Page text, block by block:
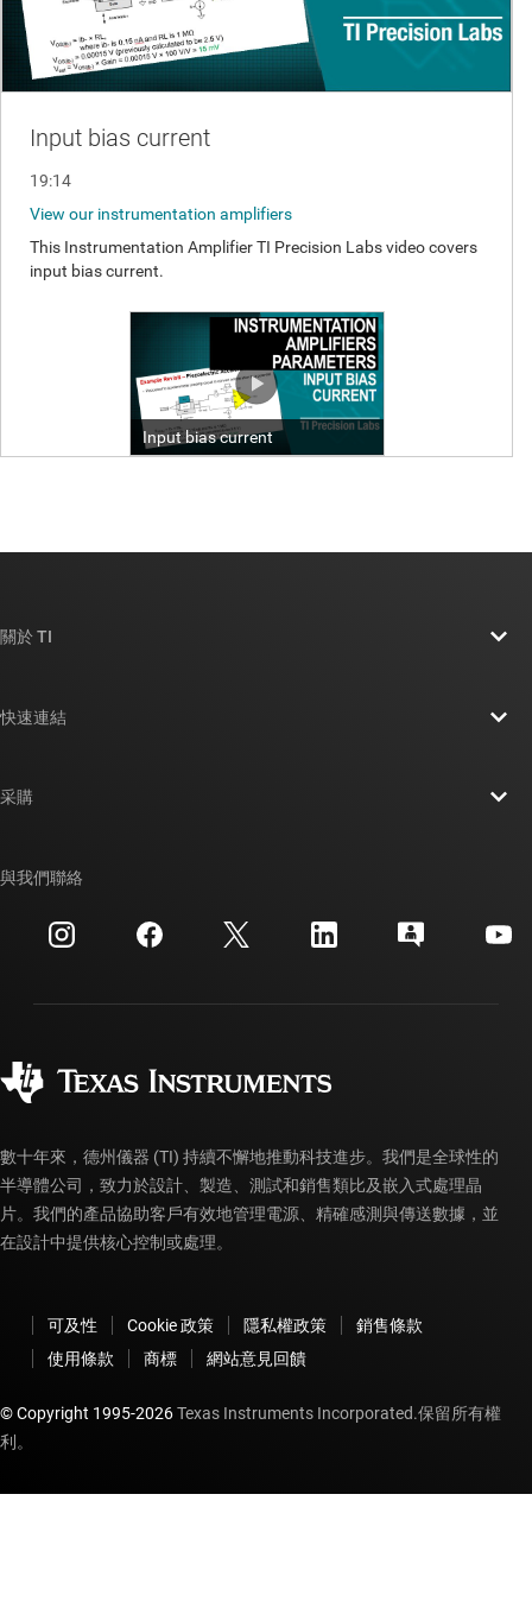
關於 TI
投資人關系
製造
快速連結
交互參考搜索
客戶支援中心
myTI 帳戶常見問題解答
采購
訂購 FAQ
與我們聯絡
數十年來，德州儀器 (TI) 持續不懈地推動科技進步。我們是全球性的
半導體公司，致力於設計、製造、測試和銷售類比及嵌入式處理晶
片。我們的產品協助客戶有效地管理電源、精確感測與傳送數據，並
在設計中提供核心控制或處理。
可及性 Cookie 政策 隱私權政策
銷售條款
使用條款
商標 網站意見回饋
© Copyright 1995-2026Texas Instruments Incorporated.保留所有權
利。